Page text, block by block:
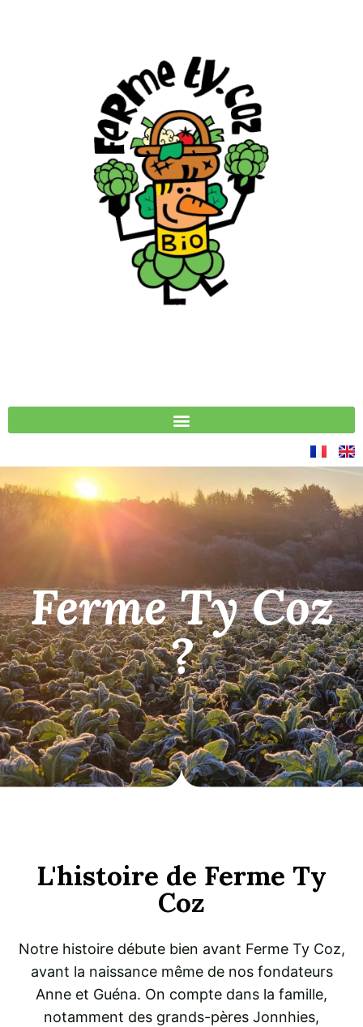
Ferme Ty Coz
?
L'histoire de Ferme Ty
Coz
Notre histoire débute bien avant Ferme Ty Coz,
avant la naissance même de nos fondateurs
Anne et Guéna. On compte dans la famille,
notamment des grands-pères Jonnhies,